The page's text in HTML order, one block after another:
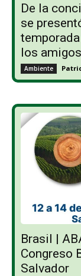
De la
se
los
Ambiente
Brasil |
Congreso
Salvador